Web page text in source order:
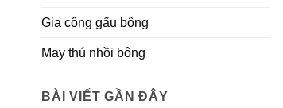
Gia công gấu bông
May thú nhồi bông
BÀI VIẾT GẦN ĐÂY